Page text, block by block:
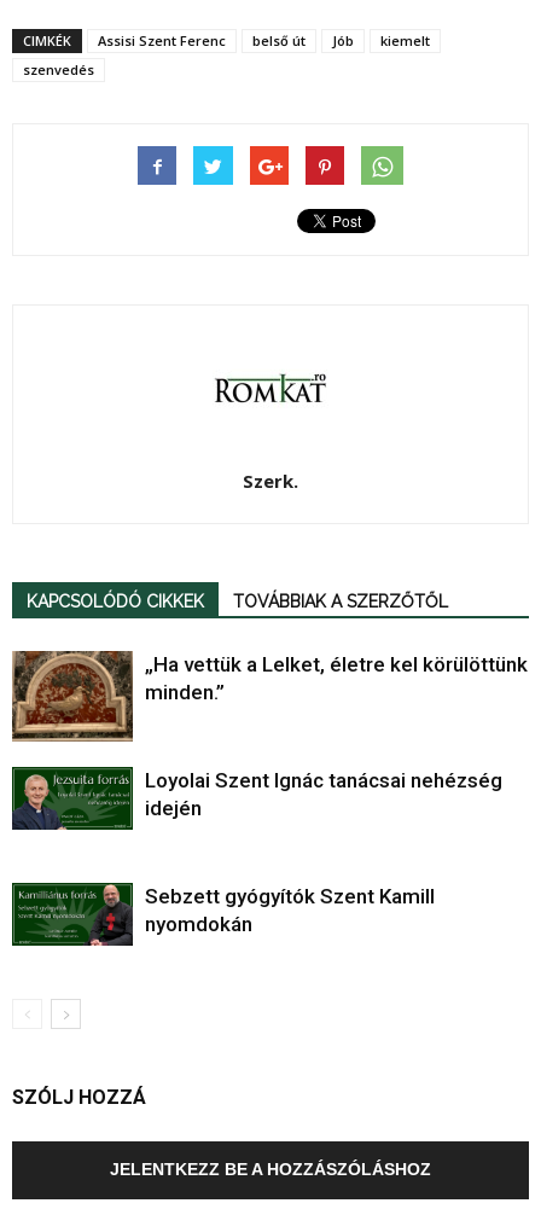
CIMKÉK Assisi Szent Ferenc belső út Jób
kiemelt
szenvedés
Szerk.
KAPCSOLÓDÓ CIKKEK TOVÁBBIAK A SZERZŐTŐL
„Ha vettük a Lelket, életre kel körülöttünk
minden.”
Loyolai Szent Ignác tanácsai nehézség
idején
Sebzett gyógyítók Szent Kamill
nyomdokán
SZÓLJ HOZZÁ
JELENTKEZZ BE A HOZZÁSZÓLÁSHOZ